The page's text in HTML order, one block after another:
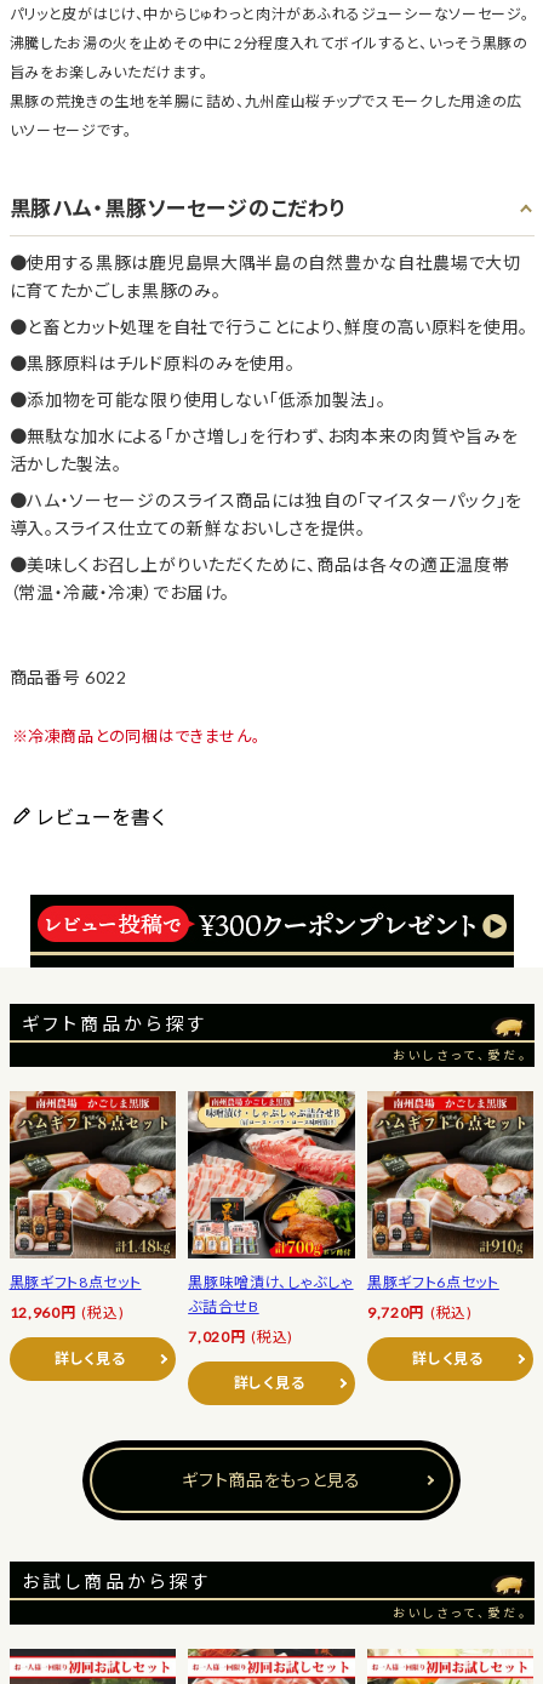
パリッと皮がはじけ、中からじゅわっと肉汁があふれるジューシーなソーセージ。
沸騰したお湯の火を止めその中に2分程度入れてボイルすると、いっそう黒豚の
旨みをお楽しみいただけます。
黒豚の荒挽きの生地を羊腸に詰め、九州産山桜チップでスモークした用途の広
いソーセージです。
黒豚ハム・黒豚ソーセージのこだわり
使用する黒豚は鹿児島県大隅半島の自然豊かな自社農場で大切
に育てたかごしま黒豚のみ。
と畜とカット処理を自社で行うことにより、鮮度の高い原料を使用。
黒豚原料はチルド原料のみを使用。
添加物を可能な限り使用しない「低添加製法」。
無駄な加水による「かさ増し」を行わず、お肉本来の肉質や旨みを
活かした製法。
ハム・ソーセージのスライス商品には独自の「マイスターパック」を
導入。スライス仕立ての新鮮なおいしさを提供。
美味しくお召し上がりいただくために、商品は各々の適正温度帯
（常温・冷蔵・冷凍）でお届け。
商品番号 6022
冷凍商品との同梱はできません。
レビューを書く
ギフト商品から探す
おいしさって、愛だ。
黒豚ギフト8点セット
12,960円 (税込)
詳しく見る
黒豚味噌漬け、しゃぶしゃ
ぶ詰合せB
7,020円 (税込)
詳しく見る
黒豚ギフト6点セット
9,720円 (税込)
詳しく見る
ギフト商品をもっと見る
お試し商品から探す
おいしさって、愛だ。